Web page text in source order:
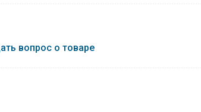
в сочетании с высокими
плотность: 265 г/м2.
вопрос о товаре